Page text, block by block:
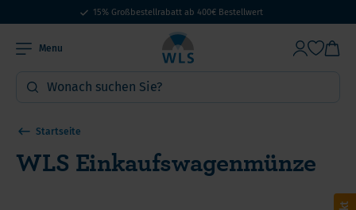
15% Großbestellrabatt ab 400€ Bestellwert
Menu
Startseite
WLS Einkaufswagenmünze